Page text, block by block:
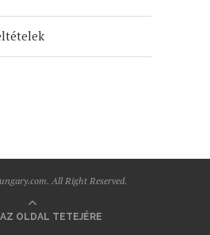
All Right Reserved.
OLDAL TETEJÉRE